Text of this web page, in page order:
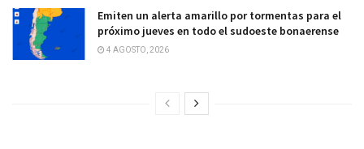
Emiten un alerta amarillo por tormentas para el
próximo jueves en todo el sudoeste bonaerense
4 AGOSTO, 2026